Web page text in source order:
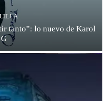
tanto”: lo nuevo de Karol
G